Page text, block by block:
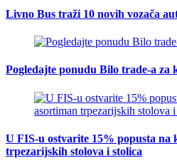
Livno Bus traži 10 novih vozača
Pogledajte ponudu Bilo trade-a za
U FIS-u ostvarite 15% popusta na
trpezarijskih stolova i stolica